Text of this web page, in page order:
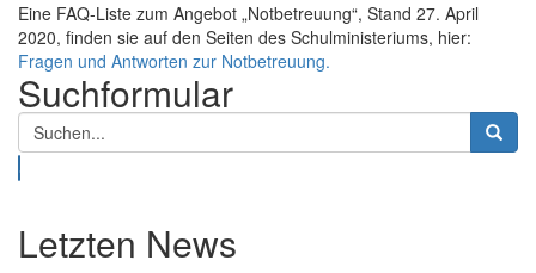
Eine FAQ-Liste zum Angebot „Notbetreuung“, Stand 27. April
2020, finden sie auf den Seiten des Schulministeriums, hier:
Fragen und Antworten zur Notbetreuung.
Suchformular
Suche
Letzten News